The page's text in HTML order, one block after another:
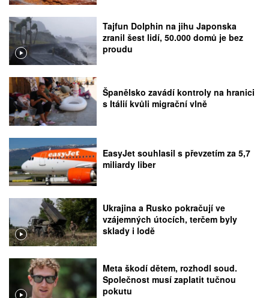
Tajfun Dolphin na jihu Japonska
zranil šest lidí, 50.000 domů je bez
proudu
Španělsko zavádí kontroly na hranici
s Itálií kvůli migrační vlně
EasyJet souhlasil s převzetím za 5,7
miliardy liber
Ukrajina a Rusko pokračují ve
vzájemných útocích, terčem byly
sklady i lodě
Meta škodí dětem, rozhodl soud.
Společnost musí zaplatit tučnou
pokutu